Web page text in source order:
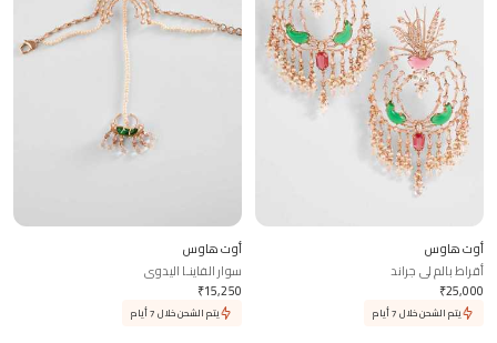
أوت هاوس
أقراط بالم لي جراند
₹25,000
يتم الشحن خلال 7 أيام
أوت هاوس
سوار الفاينـا اليدوي
₹15,250
يتم الشحن خلال 7 أيام